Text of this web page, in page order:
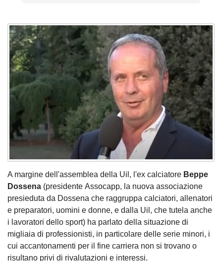
A margine dell'assemblea della Uil, l'ex calciatore Beppe
Dossena (presidente Assocapp, la nuova associazione
presieduta da Dossena che raggruppa calciatori, allenatori
e preparatori, uomini e donne, e dalla Uil, che tutela anche
i lavoratori dello sport) ha parlato della situazione di
migliaia di professionisti, in particolare delle serie minori, i
cui accantonamenti per il fine carriera non si trovano o
risultano privi di rivalutazioni e interessi.